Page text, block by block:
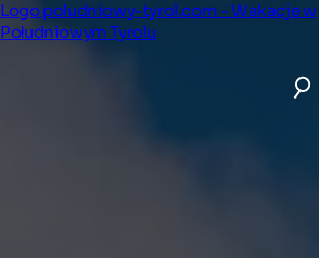
Logo poludniowy-tyrol.com - Wakacje w
Południowym Tyrolu